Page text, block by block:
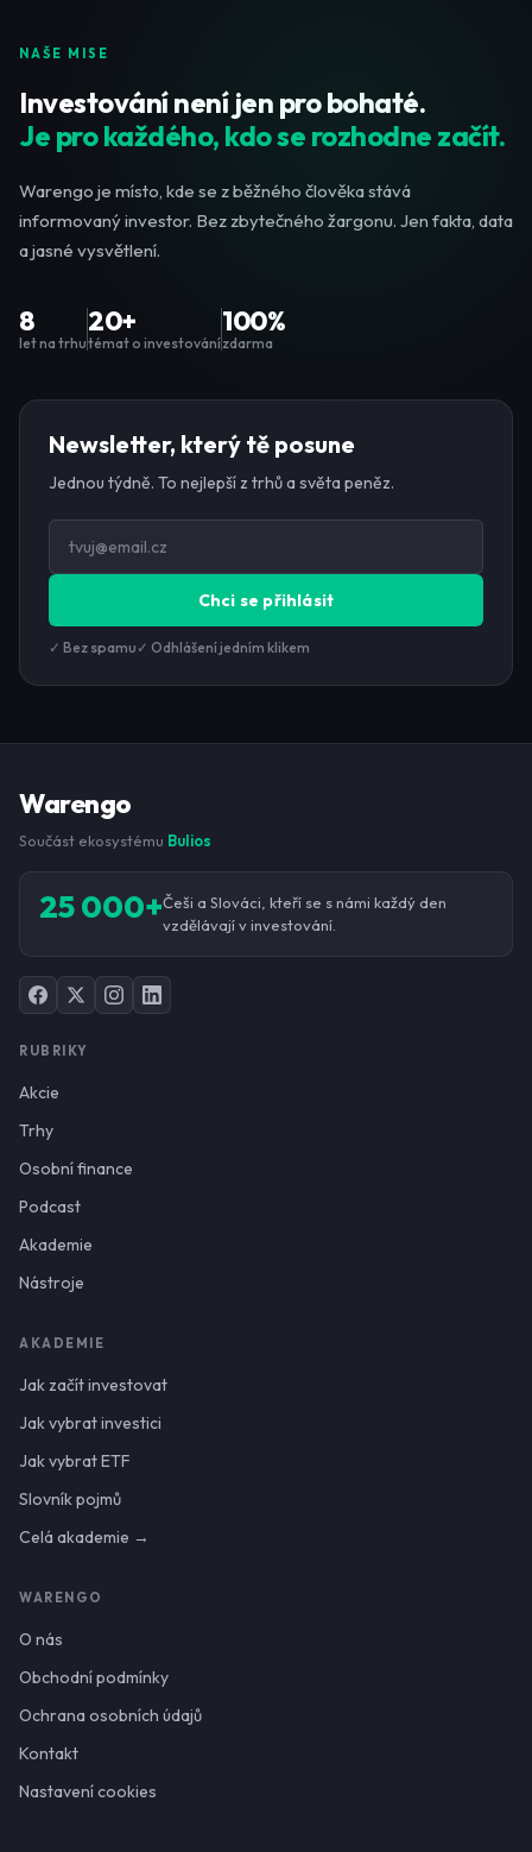
NAŠE MISE
Investování není jen pro bohaté.
Je pro každého, kdo se rozhodne začít.
Warengo je místo, kde se z běžného člověka stává
informovaný investor. Bez zbytečného žargonu. Jen fakta, data
a jasné vysvětlení.
8
let na trhu
20+
témat o investování
100%
zdarma
Newsletter, který tě posune
Jednou týdně. To nejlepší z trhů a světa peněz.
Chci se přihlásit
✓ Bez spamu ✓ Odhlášení jedním klikem
Warengo
Součást ekosystému Bulios
25 000+Češi a Slováci, kteří se s námi každý den
vzdělávají v investování.
RUBRIKY
Akcie
Trhy
Osobní finance
Podcast
Akademie
Nástroje
AKADEMIE
Jak začít investovat
Jak vybrat investici
Jak vybrat ETF
Slovník pojmů
Celá akademie →
WARENGO
O nás
Obchodní podmínky
Ochrana osobních údajů
Kontakt
Nastavení cookies